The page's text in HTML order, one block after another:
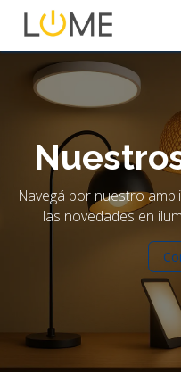
Navegá por nuestro
las novedades en